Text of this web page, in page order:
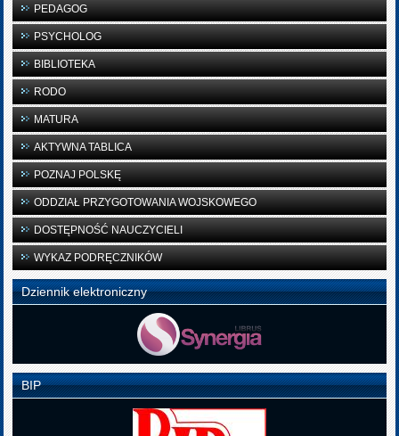
PEDAGOG
PSYCHOLOG
BIBLIOTEKA
RODO
MATURA
AKTYWNA TABLICA
POZNAJ POLSKĘ
ODDZIAŁ PRZYGOTOWANIA WOJSKOWEGO
DOSTĘPNOŚĆ NAUCZYCIELI
WYKAZ PODRĘCZNIKÓW
Dziennik elektroniczny
BIP